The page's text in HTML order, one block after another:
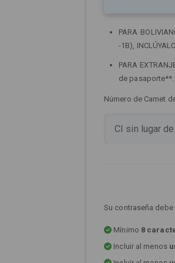
PARA
-1B),
PARA
de pasaporte**.
Número de Carnet
Su contraseña
Mínimo 8
Incluir al menos